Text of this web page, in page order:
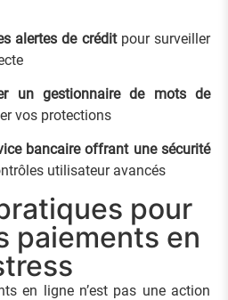
alertes de créditpour surveiller
un gestionnaire de mots de
vos protections
bancaire offrant une sécurité
utilisateur avancés
pour
paiements en
en ligne n’est pas une action